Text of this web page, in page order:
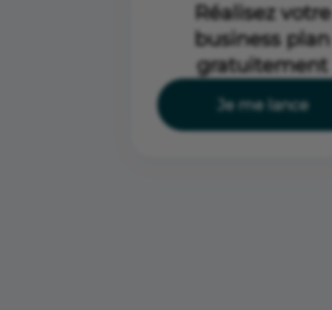
Réalisez votre
business plan
gratuitement
Je me lance